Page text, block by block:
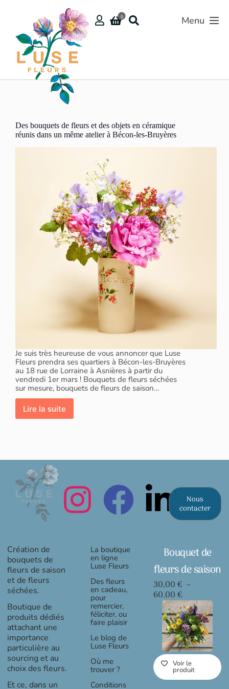
0 Menu
Des bouquets de fleurs et des objets en céramique
réunis dans un même atelier à Bécon-les-Bruyères
Je suis très heureuse de vous annoncer que Luse
Fleurs prendra ses quartiers à Bécon-les-Bruyères
au 18 rue de Lorraine à Asnières à partir du
vendredi 1er mars ! Bouquets de fleurs séchées
sur mesure, bouquets de fleurs de saison…
Lire la suite
Des
bouquets
objets
en
céramique
réunis
dans
un
même
les-
Bruyères
Nous
contacter
Création de
bouquets de
fleurs de saison
et de fleurs
séchées.
Boutique de
produits dédiés
attachant une
importance
particulière au
sourcing et au
choix des fleurs.
Et ce, dans un
La boutique
en ligne
Luse Fleurs
Des fleurs
en cadeau,
pour
remercier,
féliciter, ou
faire plaisir
Le blog de
Luse Fleurs
Où me
trouver ?
Conditions
Bouquet de
fleurs de saison
30,00€ –
60,00€Plage
de
prix :
30,00 €
à
60,00 €
Voir le
produit